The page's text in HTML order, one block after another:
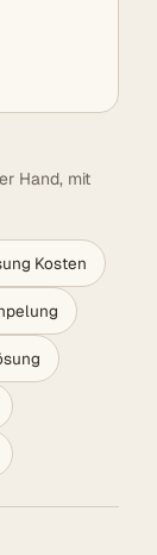
Hand, mit
Kosten